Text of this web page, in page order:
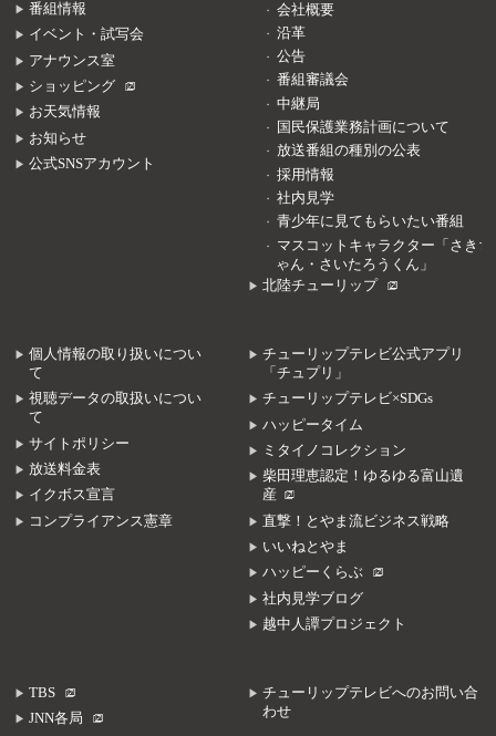
番組情報
イベント・試写会
アナウンス室
ショッピング
お天気情報
お知らせ
公式SNSアカウント
会社概要
沿革
公告
番組審議会
中継局
国民保護業務計画について
放送番組の種別の公表
採用情報
社内見学
青少年に見てもらいたい番組
マスコットキャラクター「さきち
ゃん・さいたろうくん」
北陸チューリップ
個人情報の取り扱いについ
て
視聴データの取扱いについ
て
サイトポリシー
放送料金表
イクボス宣言
コンプライアンス憲章
チューリップテレビ公式アプリ
「チュプリ」
チューリップテレビ×SDGs
ハッピータイム
ミタイノコレクション
柴田理恵認定！ゆるゆる富山遺
産
直撃！とやま流ビジネス戦略
いいねとやま
ハッピーくらぶ
社内見学ブログ
越中人譚プロジェクト
TBS
JNN各局
チューリップテレビへのお問い合
わせ